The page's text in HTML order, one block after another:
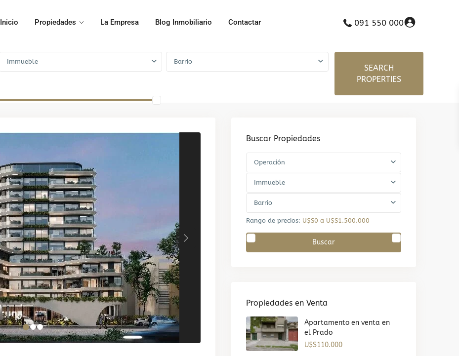
Inicio Propiedades La Empresa Blog Inmobiliario Contactar 091 550 000
Immueble Barrio
SEARCH
PROPERTIES
Next
Buscar Propiedades
Operación
Immueble
Barrio
Rango de precios: U$S0 a U$S1.500.000
Buscar
Propiedades en Venta
Apartamento en venta en
el Prado
U$S110.000